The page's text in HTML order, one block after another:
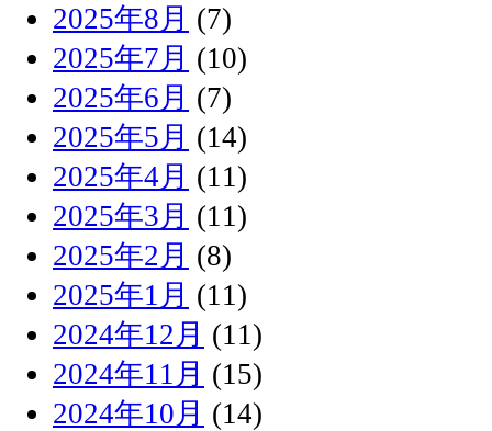
2025年8月 (7)
2025年7月 (10)
2025年6月 (7)
2025年5月 (14)
2025年4月 (11)
2025年3月 (11)
2025年2月 (8)
2025年1月 (11)
2024年12月 (11)
2024年11月 (15)
2024年10月 (14)